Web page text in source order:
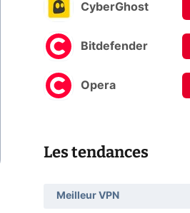
CyberGhost
Bitdefender
Opera
Les tendances
Meilleur VPN